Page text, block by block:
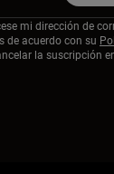
mi dirección de
de acuerdo con su
la suscripción